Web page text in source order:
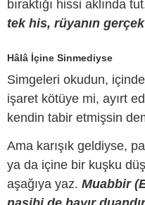
bıraktığı hissi aklında
tek his, rüyanın
Hâlâ İçine Sinmediyse
Simgeleri okudun,
işaret kötüye mi, ayırt
kendin tabir etmişsin
Ama karışık geldiyse,
ya da içine bir kuşku
aşağıya yaz. Muabbir